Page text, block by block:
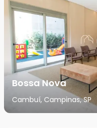
Bossa Nova
Cambuí, Campinas, SP